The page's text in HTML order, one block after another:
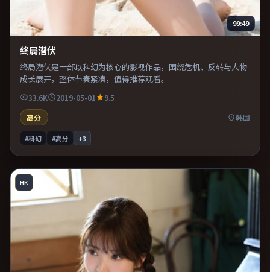
99:49
终局潜伏
终局潜伏是一部以科幻为核心的影视作品，围绕危机、反转与人物
成长展开，整体节奏紧凑，值得推荐观看。
33.6K 2019-05-01
9.5
高分
韩国
#科幻 #高分 +3
HK